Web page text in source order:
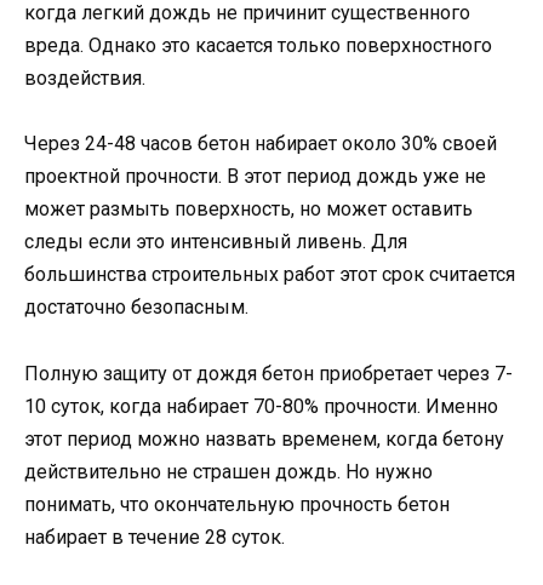
когда легкий дождь не причинит существенного
вреда. Однако это касается только поверхностного
воздействия.
Через 24-48 часов бетон набирает около 30% своей
проектной прочности. В этот период дождь уже не
может размыть поверхность, но может оставить
следы если это интенсивный ливень. Для
большинства строительных работ этот срок считается
достаточно безопасным.
Полную защиту от дождя бетон приобретает через 7-
10 суток, когда набирает 70-80% прочности. Именно
этот период можно назвать временем, когда бетону
действительно не страшен дождь. Но нужно
понимать, что окончательную прочность бетон
набирает в течение 28 суток.